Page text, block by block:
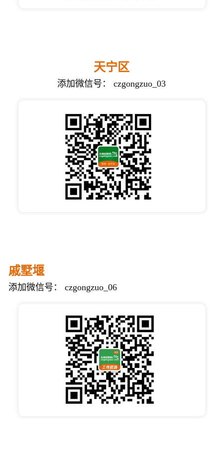
天宁区
添加微信号： czgongzuo_03
戚墅堰
添加微信号： czgongzuo_06